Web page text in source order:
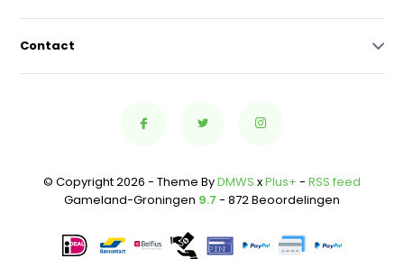
Contact
© Copyright 2026 - Theme ByDMWS xPlus+ - RSS feed
Gameland-Groningen 9.7 - 872 Beoordelingen